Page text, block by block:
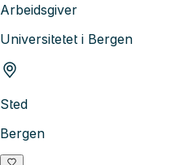
Arbeidsgiver
Universitetet i Bergen
Sted
Bergen